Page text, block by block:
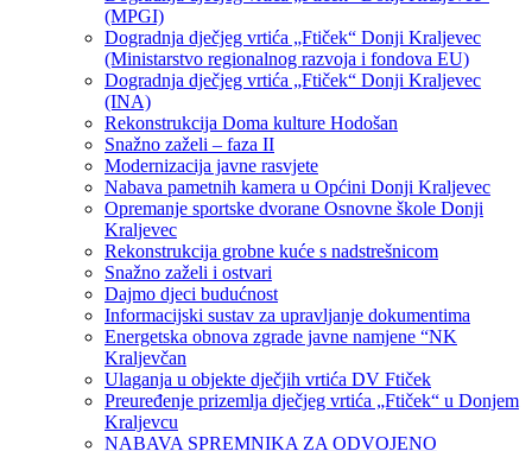
(MPGI)
Dogradnja dječjeg vrtića „Ftiček“ Donji Kraljevec
(Ministarstvo regionalnog razvoja i fondova EU)
Dogradnja dječjeg vrtića „Ftiček“ Donji Kraljevec
(INA)
Rekonstrukcija Doma kulture Hodošan
Snažno zaželi – faza II
Modernizacija javne rasvjete
Nabava pametnih kamera u Općini Donji Kraljevec
Opremanje sportske dvorane Osnovne škole Donji
Kraljevec
Rekonstrukcija grobne kuće s nadstrešnicom
Snažno zaželi i ostvari
Dajmo djeci budućnost
Informacijski sustav za upravljanje dokumentima
Energetska obnova zgrade javne namjene “NK
Kraljevčan
Ulaganja u objekte dječjih vrtića DV Ftiček
Preuređenje prizemlja dječjeg vrtića „Ftiček“ u Donjem
Kraljevcu
NABAVA SPREMNIKA ZA ODVOJENO